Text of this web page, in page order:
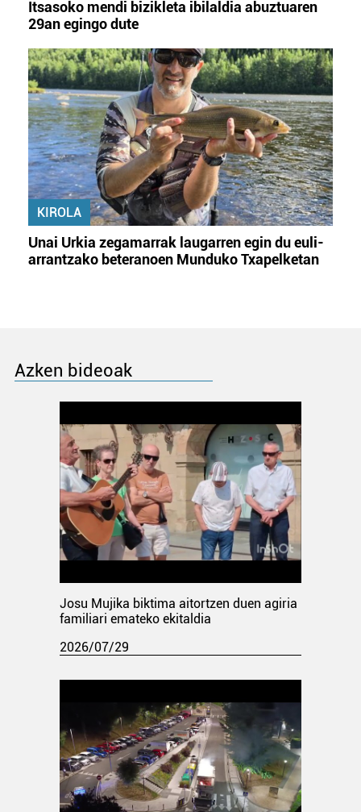
Itsasoko mendi bizikleta ibilaldia abuztuaren
29an egingo dute
KIROLA
Unai Urkia zegamarrak laugarren egin du euli-
arrantzako beteranoen Munduko Txapelketan
Azken bideoak
Josu Mujika biktima aitortzen duen agiria
familiari emateko ekitaldia
2026/07/29